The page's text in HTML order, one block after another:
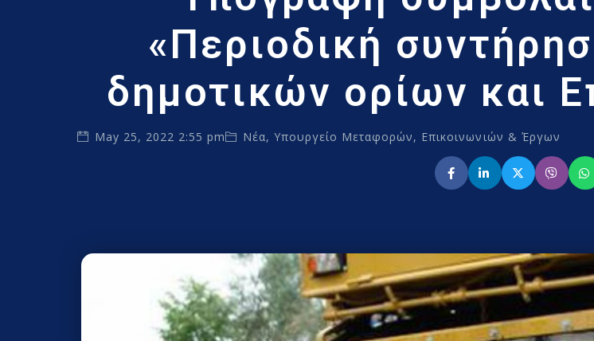
«Περιοδική
δημοτικών ορίων και
May 25, 2022 2:55 pm Νέα,Υπουργείο Μεταφορών, Επικοινωνιών & Έργων